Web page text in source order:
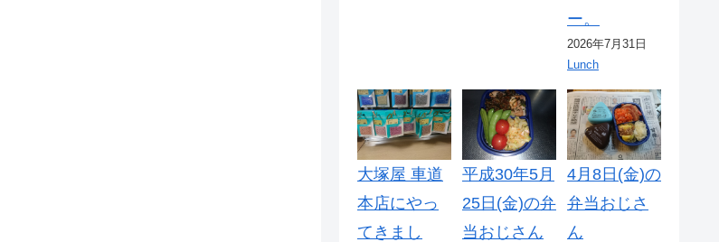
ー。
2026年7月31日
Lunch
大塚屋 車道
本店にやっ
てきまし
平成30年5月
25日(金)の弁
当おじさん
4月8日(金)の
弁当おじさ
ん